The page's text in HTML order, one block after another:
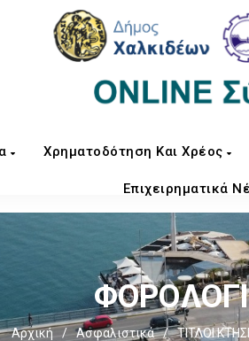
Χρηματοδότηση Και Χρέος
Επιχειρηματικά
Αρχική / Ασφαλιστικά / ΤΙΤΛΟΙ